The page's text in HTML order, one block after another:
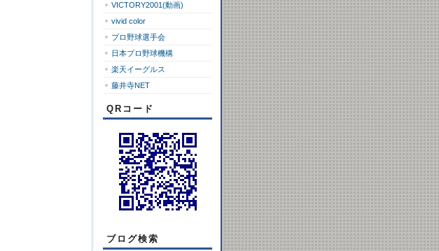
VICTORY2001(動画)
vivid color
プロ野球選手会
日本プロ野球機構
楽天イーグルス
藤井寺NET
QRコード
ブログ検索